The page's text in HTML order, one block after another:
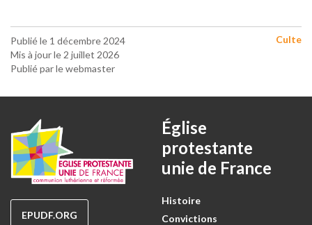
Publié le 1 décembre 2024
Mis à jour le 2 juillet 2026
Publié par le webmaster
Culte
EPUDF.ORG
Église
protestante
unie de France
Histoire
Convictions